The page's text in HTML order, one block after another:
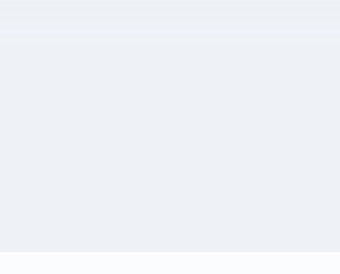
med sitt stilrena utseende och